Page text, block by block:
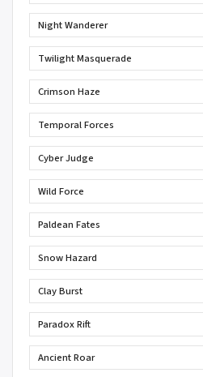
Night Wanderer
Twilight Masquerade
Crimson Haze
Temporal Forces
Cyber Judge
Wild Force
Paldean Fates
Snow Hazard
Clay Burst
Paradox Rift
Ancient Roar